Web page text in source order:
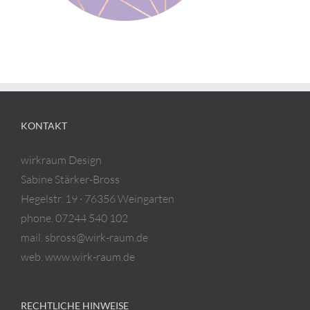
KONTAKT
wirkraum Design
Sabine Stärker-Bross
Hegelstr. 19 · 76356 Weingarten
phone. 07244 540 102
mail. sbross@wirk-raum.de
web. www.wirk-raum.de
RECHTLICHE HINWEISE